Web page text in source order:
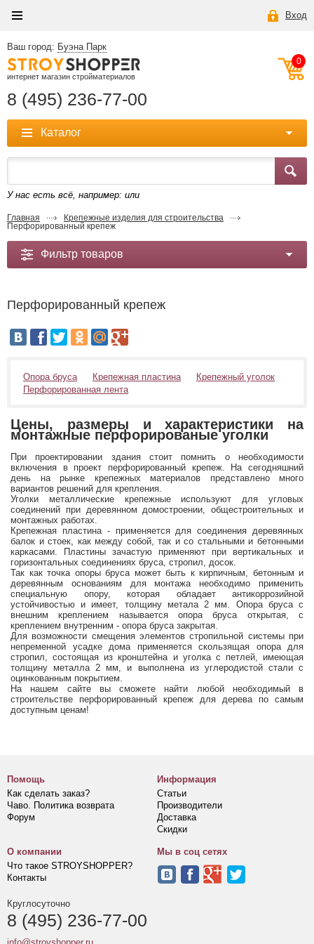
Вход
Ваш город: Буэна Парк
интернет магазин стройматериалов
8 (495) 236-77-00
0
Каталог
У нас есть всё, например: или
Главная
Крепежные изделия для строительства
Перфорированный крепеж
Фильтр товаров
Перфорированный крепеж
Опора бруса Крепежная пластина
Крепежный уголок
Перфорированная лента
Цены, размеры и характеристики на
монтажные перфорированые уголки
При проектировании здания стоит помнить о необходимости
включения в проект перфорированный крепеж. На сегодняшний
день на рынке крепежных материалов представлено много
вариантов решений для крепления.
Уголки металлические крепежные используют для угловых
соединений при деревянном домостроении, общестроительных и
монтажных работах.
Крепежная пластина - применяется для соединения деревянных
балок и стоек, как между собой, так и со стальными и бетонными
каркасами. Пластины зачастую применяют при вертикальных и
горизонтальных соединениях бруса, стропил, досок.
Так как точка опоры бруса может быть к кирпичным, бетонным и
деревянным основаниям для монтажа необходимо применить
специальную опору, которая обладает антикоррозийной
устойчивостью и имеет, толщину метала 2 мм. Опора бруса с
внешним креплением называется опора бруса открытая, с
креплением внутренним - опора бруса закрытая.
Для возможности смещения элементов стропильной системы при
непременной усадке дома применяется скользящая опора для
стропил, состоящая из кронштейна и уголка с петлей, имеющая
толщину металла 2 мм, и выполнена из углеродистой стали с
оцинкованным покрытием.
На нашем сайте вы сможете найти любой необходимый в
строительстве перфорированный крепеж для дерева по самым
доступным ценам!
Помощь
Как сделать заказ?
Чаво. Политика возврата
Форум
Информация
Статьи
Производители
Доставка
Скидки
О компании
Что такое STROYSHOPPER?
Контакты
Мы в соц сетях
Круглосуточно
8 (495) 236-77-00